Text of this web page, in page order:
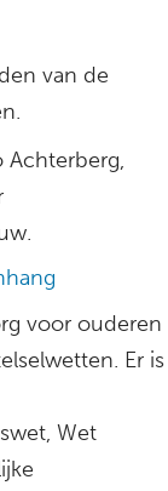
van de
Achterberg,
voor ouderen
Er is
Wet